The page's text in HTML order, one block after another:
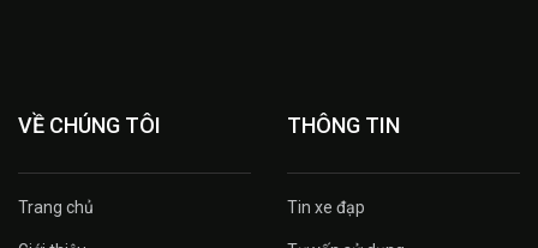
VỀ CHÚNG TÔI
Trang chủ
THÔNG TIN
Tin xe đạp